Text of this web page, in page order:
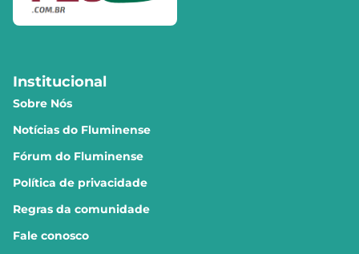
Institucional
Sobre Nós
Notícias do Fluminense
Fórum do Fluminense
Política de privacidade
Regras da comunidade
Fale conosco